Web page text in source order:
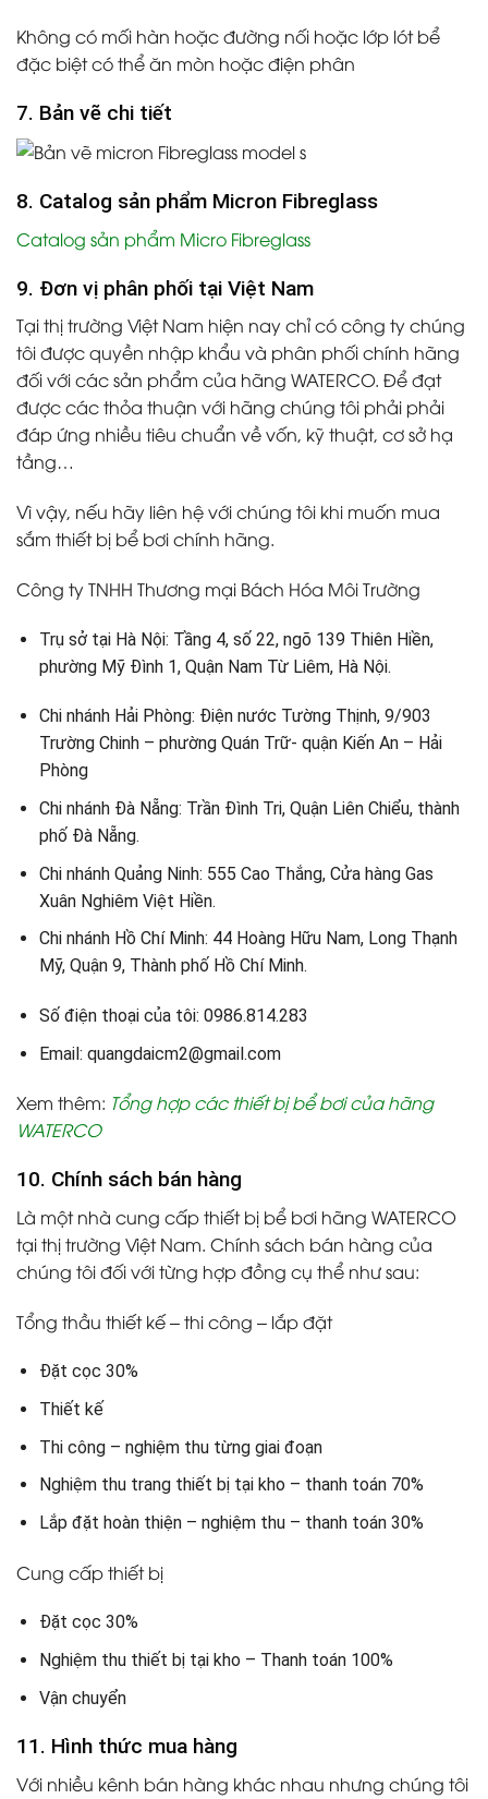
Không có mối hàn hoặc đường nối hoặc lớp lót bể
đặc biệt có thể ăn mòn hoặc điện phân
7. Bản vẽ chi tiết
8. Catalog sản phẩm Micron Fibreglass
Catalog sản phẩm Micro Fibreglass
9. Đơn vị phân phối tại Việt Nam
Tại thị trường Việt Nam hiện nay chỉ có công ty chúng
tôi được quyền nhập khẩu và phân phối chính hãng
đối với các sản phẩm của hãng WATERCO. Để đạt
được các thỏa thuận với hãng chúng tôi phải phải
đáp ứng nhiều tiêu chuẩn về vốn, kỹ thuật, cơ sở hạ
tầng…
Vì vậy, nếu hãy liên hệ với chúng tôi khi muốn mua
sắm thiết bị bể bơi chính hãng.
Công ty TNHH Thương mại Bách Hóa Môi Trường
Trụ sở tại Hà Nội: Tầng 4, số 22, ngõ 139 Thiên Hiền,
phường Mỹ Đình 1, Quận Nam Từ Liêm, Hà Nội.
Chi nhánh Hải Phòng: Điện nước Tường Thịnh, 9/903
Trường Chinh – phường Quán Trữ- quận Kiến An – Hải
Phòng
Chi nhánh Đà Nẵng: Trần Đình Tri, Quận Liên Chiểu, thành
phố Đà Nẵng.
Chi nhánh Quảng Ninh: 555 Cao Thắng, Cửa hàng Gas
Xuân Nghiêm Việt Hiền.
Chi nhánh Hồ Chí Minh: 44 Hoàng Hữu Nam, Long Thạnh
Mỹ, Quận 9, Thành phố Hồ Chí Minh.
Số điện thoại của tôi: 0986.814.283
Email: quangdaicm2@gmail.com
Xem thêm: Tổng hợp các thiết bị bể bơi của hãng
WATERCO
10. Chính sách bán hàng
Là một nhà cung cấp thiết bị bể bơi hãng WATERCO
tại thị trường Việt Nam. Chính sách bán hàng của
chúng tôi đối với từng hợp đồng cụ thể như sau:
Tổng thầu thiết kế – thi công – lắp đặt
Đặt cọc 30%
Thiết kế
Thi công – nghiệm thu từng giai đoạn
Nghiệm thu trang thiết bị tại kho – thanh toán 70%
Lắp đặt hoàn thiện – nghiệm thu – thanh toán 30%
Cung cấp thiết bị
Đặt cọc 30%
Nghiệm thu thiết bị tại kho – Thanh toán 100%
Vận chuyển
11. Hình thức mua hàng
Với nhiều kênh bán hàng khác nhau nhưng chúng tôi